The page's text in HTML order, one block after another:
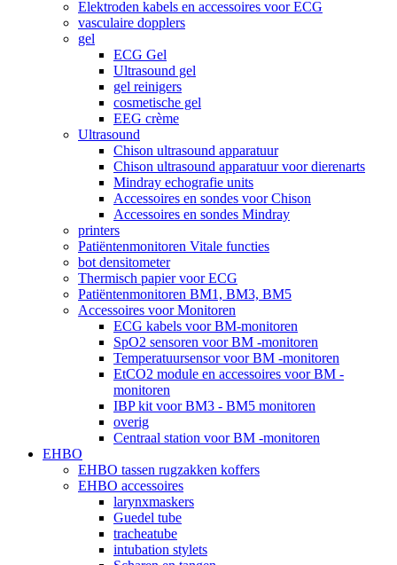
Elektroden kabels en accessoires voor ECG
vasculaire dopplers
gel
ECG Gel
Ultrasound gel
gel reinigers
cosmetische gel
EEG crème
Ultrasound
Chison ultrasound apparatuur
Chison ultrasound apparatuur voor dierenarts
Mindray echografie units
Accessoires en sondes voor Chison
Accessoires en sondes Mindray
printers
Patiëntenmonitoren Vitale functies
bot densitometer
Thermisch papier voor ECG
Patiëntenmonitoren BM1, BM3, BM5
Accessoires voor Monitoren
ECG kabels voor BM-monitoren
SpO2 sensoren voor BM -monitoren
Temperatuursensor voor BM -monitoren
EtCO2 module en accessoires voor BM -
monitoren
IBP kit voor BM3 - BM5 monitoren
overig
Centraal station voor BM -monitoren
EHBO
EHBO tassen rugzakken koffers
EHBO accessoires
larynxmaskers
Guedel tube
tracheatube
intubation stylets